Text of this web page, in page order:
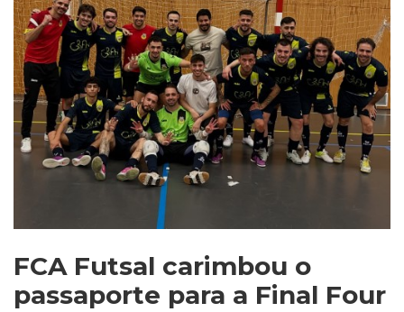
FCA Futsal carimbou o
passaporte para a Final Four